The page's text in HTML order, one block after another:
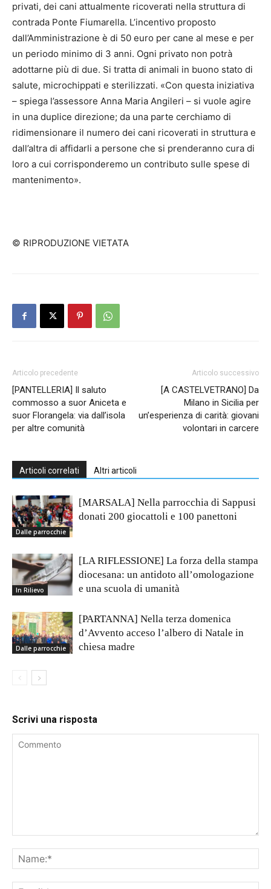
privati, dei cani attualmente ricoverati nella struttura di
contrada Ponte Fiumarella. L’incentivo proposto
dall’Amministrazione è di 50 euro per cane al mese e per
un periodo minimo di 3 anni. Ogni privato non potrà
adottarne più di due. Si tratta di animali in buono stato di
salute, microchippati e sterilizzati. «Con questa iniziativa
– spiega l’assessore Anna Maria Angileri – si vuole agire
in una duplice direzione; da una parte cerchiamo di
ridimensionare il numero dei cani ricoverati in struttura e
dall’altra di affidarli a persone che si prenderanno cura di
loro a cui corrisponderemo un contributo sulle spese di
mantenimento».
© RIPRODUZIONE VIETATA
Articolo precedente
[PANTELLERIA] Il saluto
commosso a suor Aniceta e
suor Florangela: via dall’isola
per altre comunità
Articolo successivo
[A CASTELVETRANO] Da
Milano in Sicilia per
un’esperienza di carità: giovani
volontari in carcere
Articoli correlati Altri articoli
Dalle parrocchie
[MARSALA] Nella parrocchia di Sappusi
donati 200 giocattoli e 100 panettoni
In Rilievo
[LA RIFLESSIONE] La forza della stampa
diocesana: un antidoto all’omologazione
e una scuola di umanità
Dalle parrocchie
[PARTANNA] Nella terza domenica
d’Avvento acceso l’albero di Natale in
chiesa madre
Scrivi una risposta